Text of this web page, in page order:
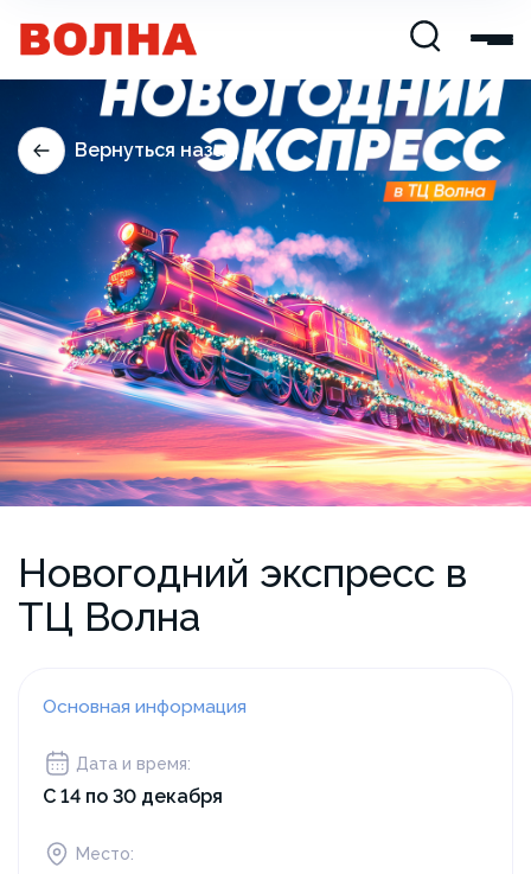
Вернуться назад
Новогодний экспресс в
ТЦ Волна
Основная информация
Дата и время:
С 14 по 30 декабря
Место: